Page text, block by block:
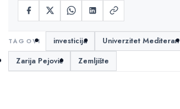
investicija Univerzitet Mediteran
Zarija Pejović
Zemljište